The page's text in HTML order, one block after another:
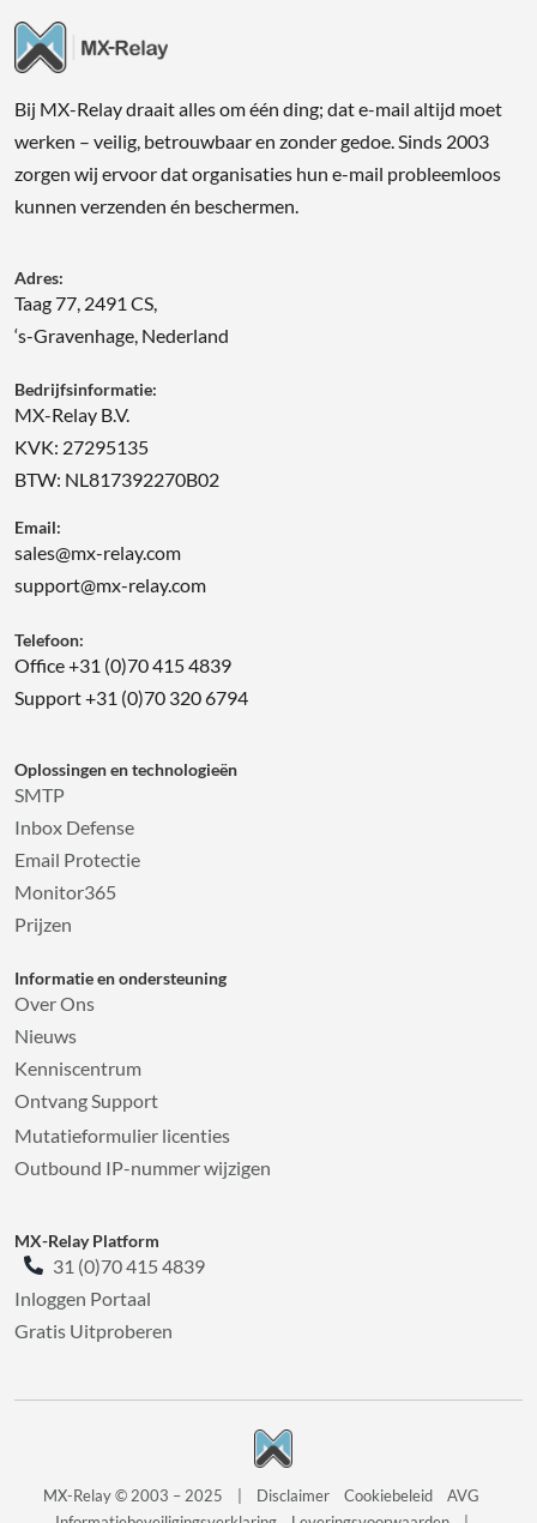
Bij MX-Relay draait alles om één ding; dat e-mail altijd moet
werken – veilig, betrouwbaar en zonder gedoe. Sinds 2003
zorgen wij ervoor dat organisaties hun e-mail probleemloos
kunnen verzenden én beschermen.
Adres:
Taag 77, 2491 CS,
‘s-Gravenhage, Nederland
Bedrijfsinformatie:
MX-Relay B.V.
KVK: 27295135
BTW: NL817392270B02
Email:
sales@mx-relay.com
support@mx-relay.com
Telefoon:
Office +31 (0)70 415 4839
Support +31 (0)70 320 6794
Oplossingen en technologieën
SMTP
Inbox Defense
Email Protectie
Monitor365
Prijzen
Informatie en ondersteuning
Over Ons
Nieuws
Kenniscentrum
Ontvang Support
Mutatieformulier licenties
Outbound IP-nummer wijzigen
MX-Relay Platform
31 (0)70 415 4839
Inloggen Portaal
Gratis Uitproberen
MX-Relay © 2003 – 2025 Disclaimer Cookiebeleid
AVG